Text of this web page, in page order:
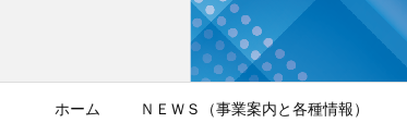
ホーム ＮＥＷＳ（事業案内と各種情報）